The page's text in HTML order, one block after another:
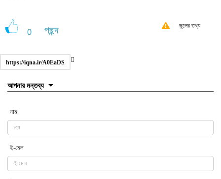
0 পছন্দ ভুলের তথ্য
https://iqna.ir/A0EaDS
আপনার মন্তব্য
নাম
ই-মেল